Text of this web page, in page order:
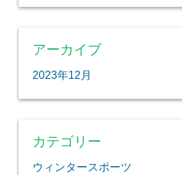
アーカイブ
2023年12月
カテゴリー
ウィンタースポーツ